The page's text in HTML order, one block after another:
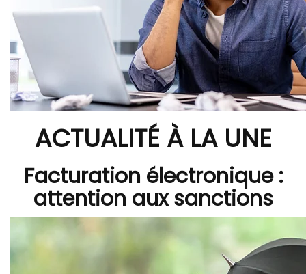
ACTUALITÉ À LA UNE
Facturation électronique :
attention aux sanctions